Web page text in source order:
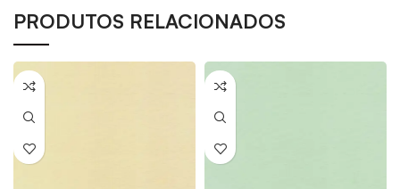
PRODUTOS RELACIONADOS